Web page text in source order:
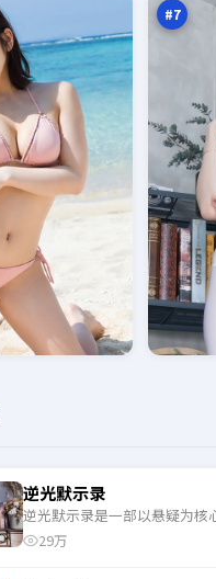
#7
逆光默示录
逆光默示录是一部以悬疑为核
29万